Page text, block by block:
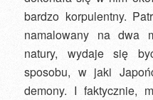
bardzo korpulentny.
namalowany na dwa
natury, wydaje się
sposobu, w jaki
demony. I faktycznie,